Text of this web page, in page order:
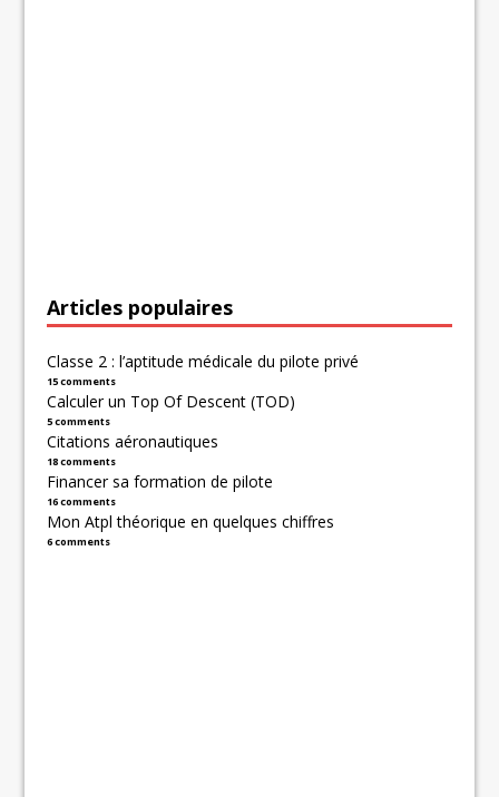
Articles populaires
Classe 2 : l’aptitude médicale du pilote privé
15 comments
Calculer un Top Of Descent (TOD)
5 comments
Citations aéronautiques
18 comments
Financer sa formation de pilote
16 comments
Mon Atpl théorique en quelques chiffres
6 comments